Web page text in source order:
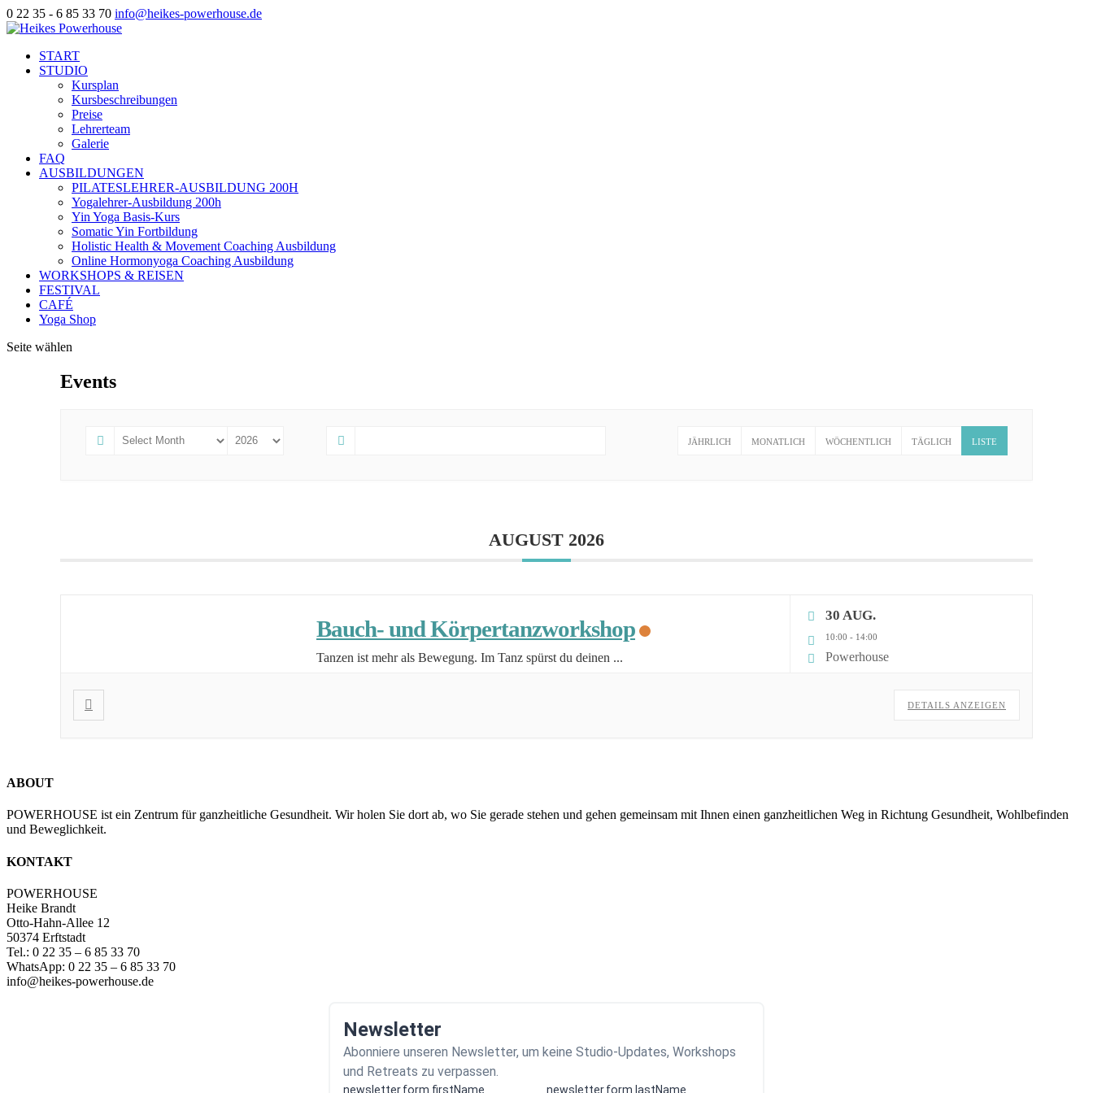
0 22 35 - 6 85 33 70 info@heikes-powerhouse.de
START
STUDIO
Kursplan
Kursbeschreibungen
Preise
Lehrerteam
Galerie
FAQ
AUSBILDUNGEN
PILATESLEHRER-AUSBILDUNG 200H
Yogalehrer-Ausbildung 200h
Yin Yoga Basis-Kurs
Somatic Yin Fortbildung
Holistic Health & Movement Coaching Ausbildung
Online Hormonyoga Coaching Ausbildung
WORKSHOPS & REISEN
FESTIVAL
CAFÉ
Yoga Shop
Seite wählen
Events
JÄHRLICH MONATLICH WÖCHENTLICH TÄGLICH LISTE
AUGUST 2026
Bauch- und Körpertanzworkshop
Tanzen ist mehr als Bewegung. Im Tanz spürst du deinen ...
30 AUG.
10:00 - 14:00
Powerhouse
DETAILS ANZEIGEN
ABOUT
POWERHOUSE ist ein Zentrum für ganzheitliche Gesundheit. Wir holen Sie dort ab, wo Sie gerade stehen und gehen gemeinsam mit Ihnen einen ganzheitlichen Weg in Richtung Gesundheit, Wohlbefinden
und Beweglichkeit.
KONTAKT
POWERHOUSE
Heike Brandt
Otto-Hahn-Allee 12
50374 Erftstadt
Tel.: 0 22 35 – 6 85 33 70
WhatsApp: 0 22 35 – 6 85 33 70
info@heikes-powerhouse.de
Newsletter
Abonniere unseren Newsletter, um keine Studio-Updates, Workshops
und Retreats zu verpassen.
newsletter.form.firstName newsletter.form.lastName